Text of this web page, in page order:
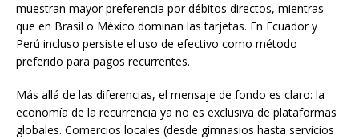
muestran mayor preferencia por débitos directos, mientras
que en Brasil o México dominan las tarjetas. En Ecuador y
Perú incluso persiste el uso de efectivo como método
preferido para pagos recurrentes.
Más allá de las diferencias, el mensaje de fondo es claro: la
economía de la recurrencia ya no es exclusiva de plataformas
globales. Comercios locales (desde gimnasios hasta servicios